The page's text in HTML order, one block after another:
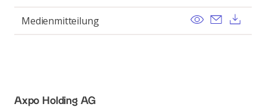
Medienmitteilung View Send
Axpo Holding AG